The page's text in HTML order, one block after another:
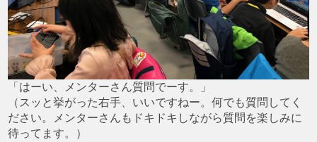
「はーい、メンターさん質問でーす。」
（スッと挙がった右手、いいですねー。何でも質問してく
ださい。メンターさんもドキドキしながら質問を楽しみに
待ってます。）